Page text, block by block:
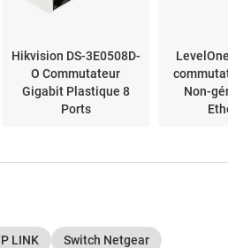
Hikvision DS-3E0508D-
O Commutateur
Gigabit Plastique 8
Ports
Non-
LINK
Switch Netgear